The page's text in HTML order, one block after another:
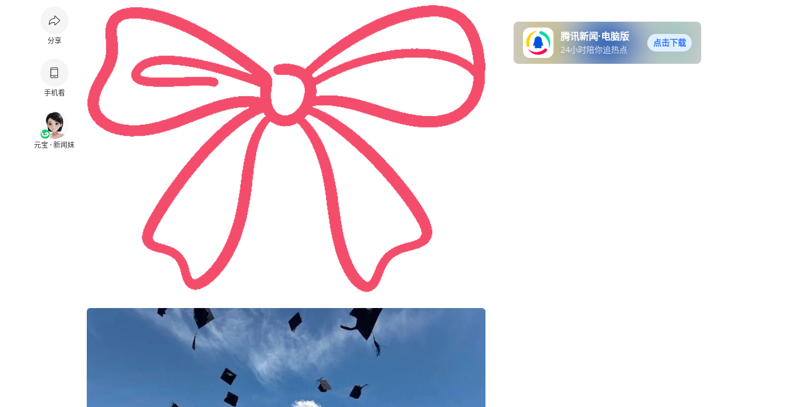
分享
手机看
元宝 · 新闻妹
腾讯新闻·电脑版
24小时陪你追热点
点击下载